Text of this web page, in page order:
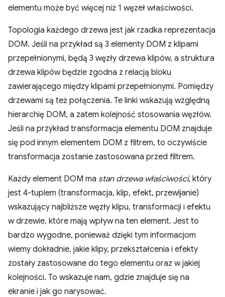
elementu może być więcej niż 1 węzeł właściwości.
Topologia każdego drzewa jest jak rzadka reprezentacja
DOM. Jeśli na przykład są 3 elementy DOM z klipami
przepełnionymi, będą 3 węzły drzewa klipów, a struktura
drzewa klipów będzie zgodna z relacją bloku
zawierającego między klipami przepełnionymi. Pomiędzy
drzewami są też połączenia. Te linki wskazują względną
hierarchię DOM, a zatem kolejność stosowania węzłów.
Jeśli na przykład transformacja elementu DOM znajduje
się pod innym elementem DOM z filtrem, to oczywiście
transformacja zostanie zastosowana przed filtrem.
Każdy element DOM ma stan drzewa właściwości, który
jest 4-tuplem (transformacja, klip, efekt, przewijanie)
wskazujący najbliższe węzły klipu, transformacji i efektu
w drzewie, które mają wpływ na ten element. Jest to
bardzo wygodne, ponieważ dzięki tym informacjom
wiemy dokładnie, jakie klipy, przekształcenia i efekty
zostały zastosowane do tego elementu oraz w jakiej
kolejności. To wskazuje nam, gdzie znajduje się na
ekranie i jak go narysować.